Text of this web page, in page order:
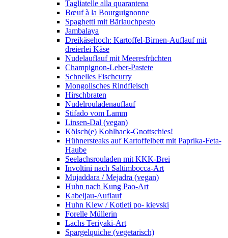
Tagliatelle alla quarantena
Bœuf à la Bourguignonne
Spaghetti mit Bärlauchpesto
Jambalaya
Dreikäsehoch: Kartoffel-Birnen-Auflauf mit
dreierlei Käse
Nudelauflauf mit Meeresfrüchten
Champignon-Leber-Pastete
Schnelles Fischcurry
Mongolisches Rindfleisch
Hirschbraten
Nudelrouladenauflauf
Stifado vom Lamm
Linsen-Dal (vegan)
Kölsch(e) Kohlhack-Gnottschies!
Hühnersteaks auf Kartoffelbett mit Paprika-Feta-
Haube
Seelachsrouladen mit KKK-Brei
Involtini nach Saltimbocca-Art
Mujaddara / Mejadra (vegan)
Huhn nach Kung Pao-Art
Kabeljau-Auflauf
Huhn Kiew / Kotleti po- kievski
Forelle Müllerin
Lachs Teriyaki-Art
Spargelquiche (vegetarisch)